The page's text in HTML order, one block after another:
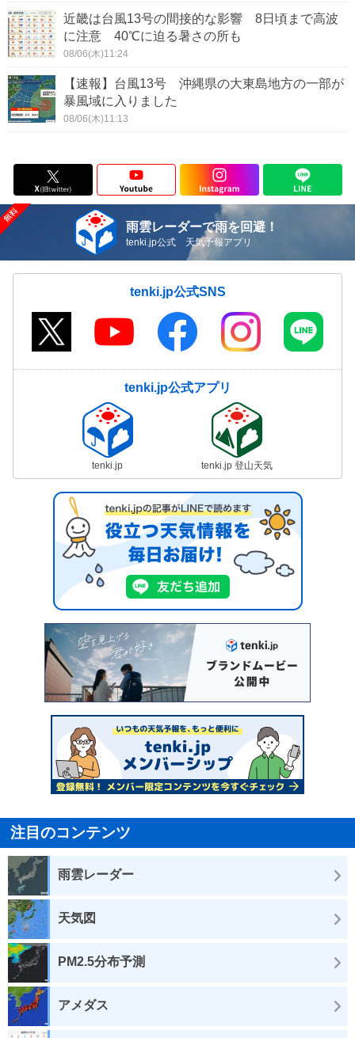
近畿は台風13号の間接的な影響 8日頃まで高波
に注意 40℃に迫る暑さの所も
08/06(木)11:24
【速報】台風13号 沖縄県の大東島地方の一部が
暴風域に入りました
08/06(木)11:13
雨雲レーダーで雨を回避！
tenki.jp公式 天気予報アプリ
tenki.jp公式SNS
tenki.jp公式アプリ
tenki.jp tenki.jp 登山天気
注目のコンテンツ
雨雲レーダー
天気図
PM2.5分布予測
アメダス